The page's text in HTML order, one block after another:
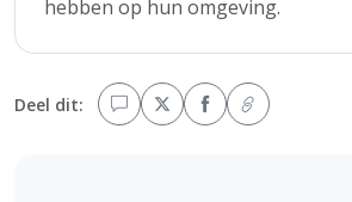
hebben op hun omgeving.
Deel dit: